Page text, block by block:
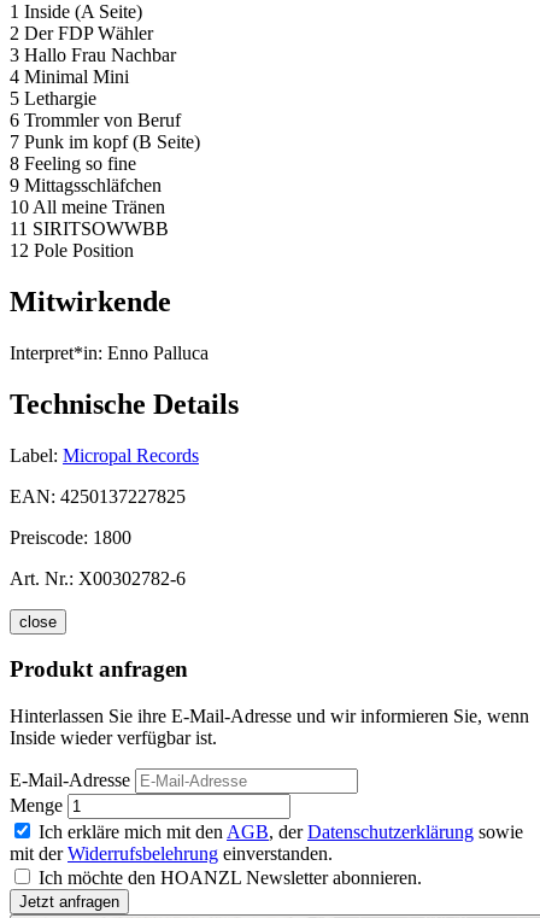
1 Inside (A Seite)
2 Der FDP Wähler
3 Hallo Frau Nachbar
4 Minimal Mini
5 Lethargie
6 Trommler von Beruf
7 Punk im kopf (B Seite)
8 Feeling so fine
9 Mittagsschläfchen
10 All meine Tränen
11 SIRITSOWWBB
12 Pole Position
Mitwirkende
Interpret*in: Enno Palluca
Technische Details
Label: Micropal Records
EAN: 4250137227825
Preiscode: 1800
Art. Nr.: X00302782-6
close
Produkt anfragen
Hinterlassen Sie ihre E-Mail-Adresse und wir informieren Sie, wenn
Inside wieder verfügbar ist.
E-Mail-Adresse
Menge
Ich erkläre mich mit den AGB, derDatenschutzerklärung sowie
mit derWiderrufsbelehrung einverstanden.
Ich möchte den HOANZL Newsletter abonnieren.